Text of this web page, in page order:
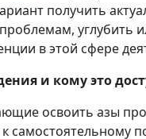
получить
углубить
в этой сфере
и кому это
освоить азы
самостоятельному